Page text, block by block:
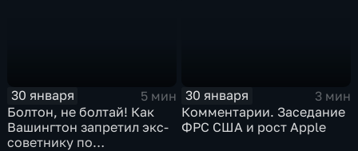
30 января
5 мин
Болтон, не болтай! Как
Вашингтон запретил экс-
советнику по
30 января
3 мин
Комментарии. Заседание
ФРС США и рост Apple